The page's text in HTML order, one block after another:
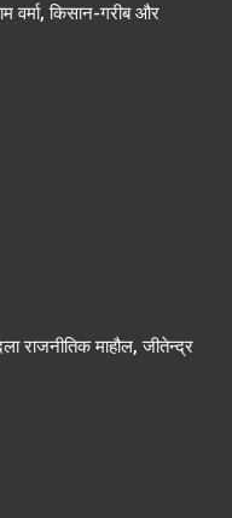
वर्मा, किसान-गरीब और
राजनीतिक माहौल, जीतेन्द्र